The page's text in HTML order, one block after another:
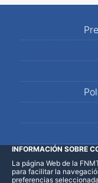
LinkedIn
INFORMACIÓN SOBRE
La página Web de la
para facilitar la
preferencias